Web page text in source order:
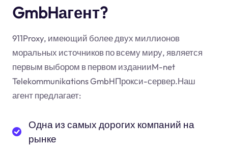
GmbHагент?
911Proxy, имеющий более двух миллионов
моральных источников по всему миру, является
первым выбором в первом изданииM-net
Telekommunikations GmbHПрокси-сервер.Наш
агент предлагает:
Одна из самых дорогих компаний на
рынке